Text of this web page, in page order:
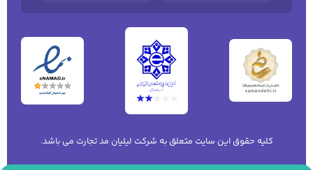
کلیه حقوق این سایت متعلق به شرکت لیلیان مد تجارت می باشد.